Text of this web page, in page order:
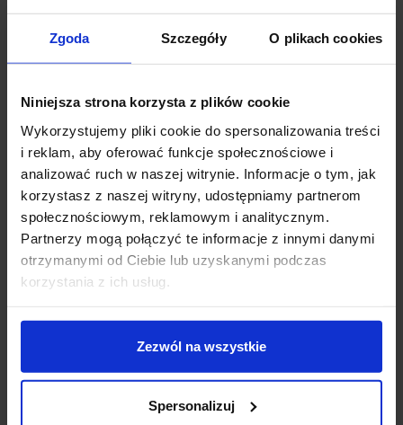
Zgoda Szczegóły O plikach cookies
Niniejsza strona korzysta z plików cookie
Wykorzystujemy pliki cookie do spersonalizowania treści
i reklam, aby oferować funkcje społecznościowe i
analizować ruch w naszej witrynie. Informacje o tym, jak
korzystasz z naszej witryny, udostępniamy partnerom
społecznościowym, reklamowym i analitycznym.
Partnerzy mogą połączyć te informacje z innymi danymi
otrzymanymi od Ciebie lub uzyskanymi podczas
korzystania z ich usług.
Zezwól na wszystkie
Spersonalizuj
czasu świecenia w granicach 5-120 sekund oraz
jasności (jaśniej/ciemniej) pozwala dopasować
czułości powoduje, że oświetlenie schodów załącza się
po wejściu na stopień, a nie podczas przechodzenia
obok schodów
Dane techniczne:
podział na 2 sekcje - dolną i górną
włączanie każdego stopnia po kolei (gaśnięcie
wszystkich stopni jednocześnie)
funkcja on/off całego oświetlenia (wyłączenie
funkcja ciągłego świecenia, czyli PAUZA (następuje
wyłączenie czujek)
regulacja czasu świecenia od 5 do 120s